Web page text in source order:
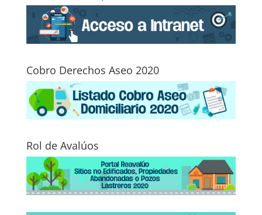
Cobro Derechos Aseo 2020
Rol de Avalúos